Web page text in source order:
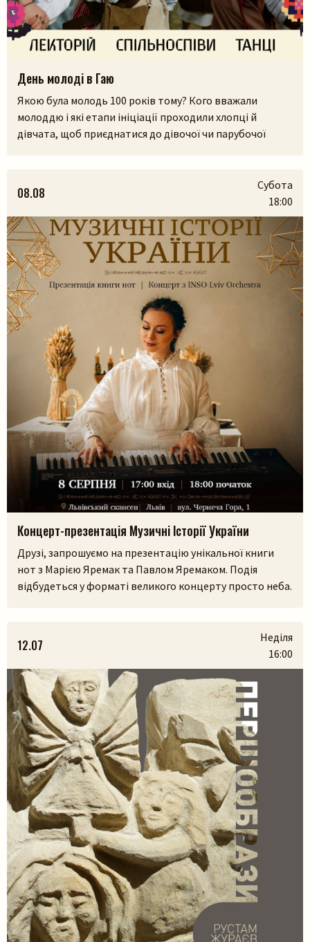
Шукати
День молоді в Гаю
Якою була молодь 100 років тому? Кого вважали
молоддю і які етапи ініціації проходили хлопці й
дівчата, щоб приєднатися до дівочої чи парубочої
дівоцтво і парубоцтво в українській традиції з
проєктом «Домів», […]
08.08
Субота
18:00
Концерт-презентація Музичні Історії України
Друзі, запрошуємо на презентацію унікальної книги
нот з Марією Яремак та Павлом Яремаком. Подія
відбудеться у форматі великого концерту просто неба.
народилися з українських легенд, природи та музики.
На вас чекають:– презентація книги разом з авторами
Марією Яремак та Павлом Яремаком.– […]
12.07
Неділя
16:00